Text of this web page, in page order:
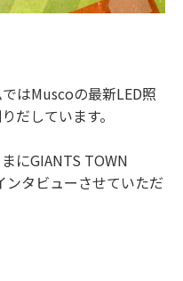
はMuscoの最新LED照
だしています。
にGIANTS TOWN
ンタビューさせていただ